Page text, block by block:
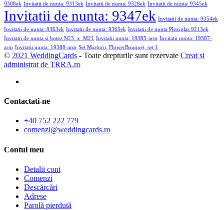
9308ek Invitatii de nunta: 9313ek Invitatii de nunta: 9328ek Invitatii de nunta: 9345ek
Invitatii de nunta: 9347ek Invitatii de nunta: 9354ek
Invitatii de nunta: 9363ek Invitatii de nunta: 9365ek Invitatii de nunta Plexiglas 9213ek
Invitatii de nunta si botez N23_x_M21
Invitatii nunta: 19385-arm Invitatii nunta: 19387-
arm Invitatii nunta: 19388-arm Set Marturii: FlowerBouquet, set 1
© 2021 WeddingCards - Toate drepturile sunt rezervate Creat si
administrat de TRRA.ro
Contactati-ne
+40 752 222 779
comenzi@weddingcards.ro
Contul meu
Detalii cont
Comenzi
Descărcări
Adrese
Parolă pierdută